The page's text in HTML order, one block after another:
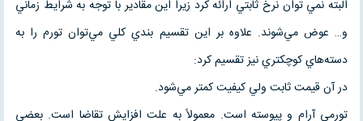
البته نمي توان نرخ ثابتي ارائه کرد زيرا اين مقادير با توجه به شرايط زماني
و… عوض مي‌شوند. علاوه بر اين تقسيم بندي کلي مي‌توان تورم را به
دسته‌هاي کوچکتري نيز تقسيم کرد:
در آن قيمت ثابت ولي کيفيت کمتر مي‌شود.
تورمي آرام و پيوسته است. معمولاً به علت افزايش تقاضا است. بعضي